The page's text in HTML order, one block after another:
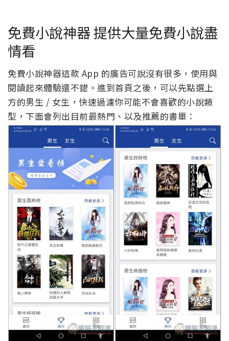
免費小說神器 提供大量免費小說盡
情看
免費小說神器這款 App 的廣告可說沒有很多，使用與
閱讀起來體驗還不錯。進到首頁之後，可以先點選上
方的男生 / 女生，快速過濾你可能不會喜歡的小說類
型，下面會列出目前最熱門、以及推薦的書單：